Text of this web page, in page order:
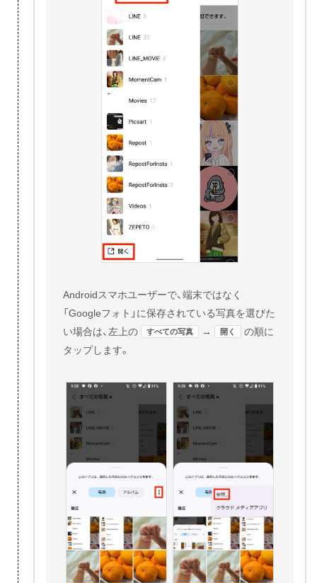
Androidスマホユーザーで、端末ではなく
「Googleフォト」に保存されている写真を選びた
い場合は、左上の
すべての写真 → 開く
の順に
タップします。